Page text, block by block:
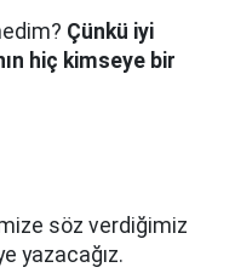
Çünkü iyi
hiç kimseye bir
söz verdiğimiz
yazacağız.